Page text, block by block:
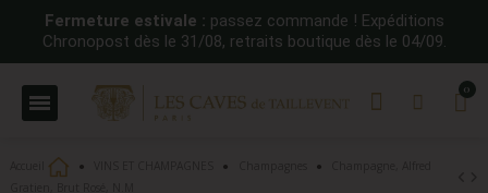
Fermeture estivale : passez commande ! Expéditions
Chronopost dès le 31/08, retraits boutique dès le 04/09.